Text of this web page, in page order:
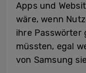
Apps und
wäre, wenn
ihre Passwörter
müssten, egal
von Samsung